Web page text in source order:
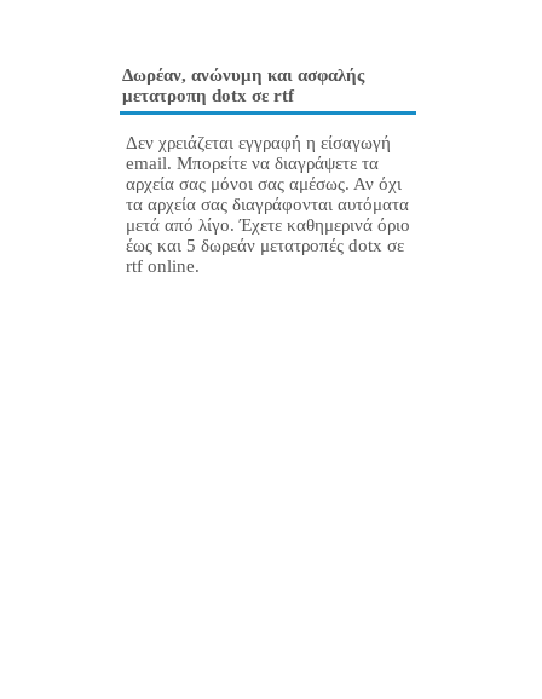
Δωρέαν, ανώνυμη και ασφαλής
μετατροπη dotx σε rtf
Δεν χρειάζεται εγγραφή η είσαγωγή
email. Μπορείτε να διαγράψετε τα
αρχεία σας μόνοι σας αμέσως. Αν όχι
τα αρχεία σας διαγράφονται αυτόματα
μετά από λίγο. Έχετε καθημερινά όριο
έως και 5 δωρεάν μετατροπές dotx σε
rtf online.